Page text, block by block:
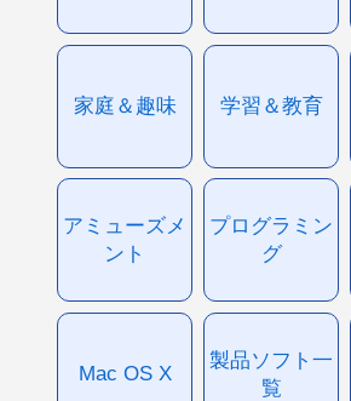
家庭＆趣味 学習＆教育
アミューズメ
ント
プログラミン
グ
Mac OS X
製品ソフト一
覧